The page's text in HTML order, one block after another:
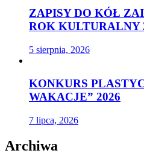
ZAPISY DO KÓŁ
ROK KULTURALNY
5 sierpnia, 2026
KONKURS
WAKACJE” 2026
7 lipca, 2026
Archiwa